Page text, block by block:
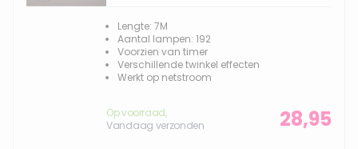
Lengte: 7M
Aantal lampen: 192
Voorzien van timer
Verschillende twinkel effecten
Werkt op netstroom
Op voorraad,
Vandaag verzonden
28,95